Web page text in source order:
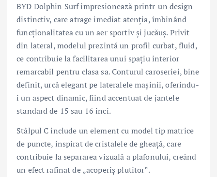
BYD Dolphin Surf impresionează printr-un design
distinctiv, care atrage imediat atenția, îmbinând
funcționalitatea cu un aer sportiv și jucăuș. Privit
din lateral, modelul prezintă un profil curbat, fluid,
ce contribuie la facilitarea unui spațiu interior
remarcabil pentru clasa sa. Conturul caroseriei, bine
definit, urcă elegant pe lateralele mașinii, oferindu-
i un aspect dinamic, fiind accentuat de jantele
standard de 15 sau 16 inci.
Stâlpul C include un element cu model tip matrice
de puncte, inspirat de cristalele de gheață, care
contribuie la separarea vizuală a plafonului, creând
un efect rafinat de „acoperiș plutitor”.